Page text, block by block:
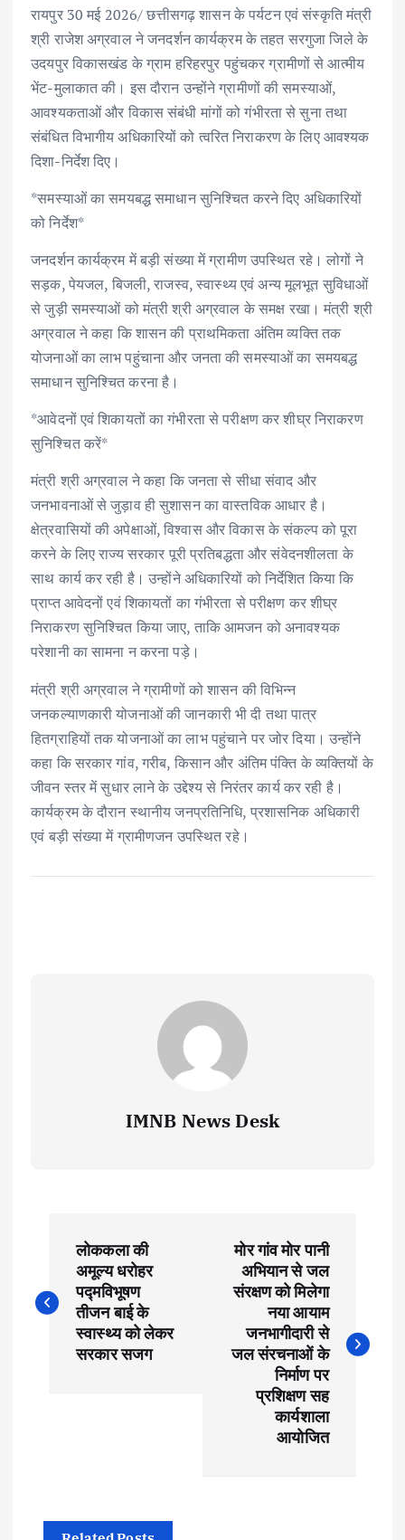
b
o
o
k
te
r
l s
A
p
p
e
dI
n
e
रायपुर 30 मई 2026/ छत्तीसगढ़ शासन के पर्यटन एवं संस्कृति मंत्री
श्री राजेश अग्रवाल ने जनदर्शन कार्यक्रम के तहत सरगुजा जिले के
उदयपुर विकासखंड के ग्राम हरिहरपुर पहुंचकर ग्रामीणों से आत्मीय
भेंट-मुलाकात की। इस दौरान उन्होंने ग्रामीणों की समस्याओं,
आवश्यकताओं और विकास संबंधी मांगों को गंभीरता से सुना तथा
संबंधित विभागीय अधिकारियों को त्वरित निराकरण के लिए आवश्यक
दिशा-निर्देश दिए।
*समस्याओं का समयबद्ध समाधान सुनिश्चित करने दिए अधिकारियों
को निर्देश*
जनदर्शन कार्यक्रम में बड़ी संख्या में ग्रामीण उपस्थित रहे। लोगों ने
सड़क, पेयजल, बिजली, राजस्व, स्वास्थ्य एवं अन्य मूलभूत सुविधाओं
से जुड़ी समस्याओं को मंत्री श्री अग्रवाल के समक्ष रखा। मंत्री श्री
अग्रवाल ने कहा कि शासन की प्राथमिकता अंतिम व्यक्ति तक
योजनाओं का लाभ पहुंचाना और जनता की समस्याओं का समयबद्ध
समाधान सुनिश्चित करना है।
*आवेदनों एवं शिकायतों का गंभीरता से परीक्षण कर शीघ्र निराकरण
सुनिश्चित करें*
मंत्री श्री अग्रवाल ने कहा कि जनता से सीधा संवाद और
जनभावनाओं से जुड़ाव ही सुशासन का वास्तविक आधार है।
क्षेत्रवासियों की अपेक्षाओं, विश्वास और विकास के संकल्प को पूरा
करने के लिए राज्य सरकार पूरी प्रतिबद्धता और संवेदनशीलता के
साथ कार्य कर रही है। उन्होंने अधिकारियों को निर्देशित किया कि
प्राप्त आवेदनों एवं शिकायतों का गंभीरता से परीक्षण कर शीघ्र
निराकरण सुनिश्चित किया जाए, ताकि आमजन को अनावश्यक
परेशानी का सामना न करना पड़े।
मंत्री श्री अग्रवाल ने ग्रामीणों को शासन की विभिन्न
जनकल्याणकारी योजनाओं की जानकारी भी दी तथा पात्र
हितग्राहियों तक योजनाओं का लाभ पहुंचाने पर जोर दिया। उन्होंने
कहा कि सरकार गांव, गरीब, किसान और अंतिम पंक्ति के व्यक्तियों के
जीवन स्तर में सुधार लाने के उद्देश्य से निरंतर कार्य कर रही है।
कार्यक्रम के दौरान स्थानीय जनप्रतिनिधि, प्रशासनिक अधिकारी
एवं बड़ी संख्या में ग्रामीणजन उपस्थित रहे।
IMNB News Desk
o
s
लोककला की
अमूल्य धरोहर
पद्मविभूषण
तीजन बाई के
स्वास्थ्य को लेकर
सरकार सजग
मोर गांव मोर पानी
अभियान से जल
संरक्षण को मिलेगा
नया आयाम
जनभागीदारी से
जल संरचनाओं के
निर्माण पर
प्रशिक्षण सह
कार्यशाला
आयोजित